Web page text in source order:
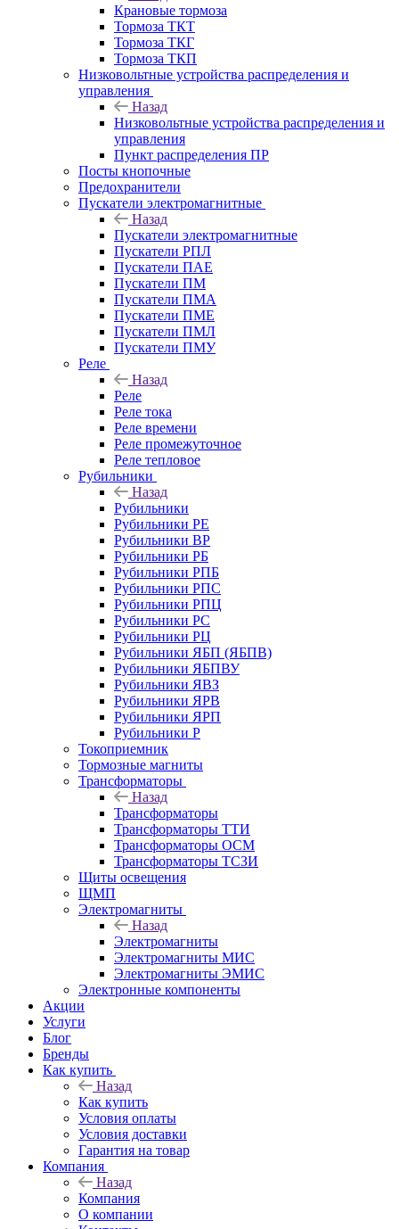
Крановые тормоза
Тормоза ТКТ
Тормоза ТКГ
Тормоза ТКП
Низковольтные устройства распределения и
управления
Назад
Низковольтные устройства распределения и
управления
Пункт распределения ПР
Посты кнопочные
Предохранители
Пускатели электромагнитные
Назад
Пускатели электромагнитные
Пускатели РПЛ
Пускатели ПАЕ
Пускатели ПМ
Пускатели ПМА
Пускатели ПМЕ
Пускатели ПМЛ
Пускатели ПМУ
Реле
Назад
Реле
Реле тока
Реле времени
Реле промежуточное
Реле тепловое
Рубильники
Назад
Рубильники
Рубильники РЕ
Рубильники ВР
Рубильники РБ
Рубильники РПБ
Рубильники РПС
Рубильники РПЦ
Рубильники РС
Рубильники РЦ
Рубильники ЯБП (ЯБПВ)
Рубильники ЯБПВУ
Рубильники ЯВЗ
Рубильники ЯРВ
Рубильники ЯРП
Рубильники Р
Токоприемник
Тормозные магниты
Трансформаторы
Назад
Трансформаторы
Трансформаторы ТТИ
Трансформаторы ОСМ
Трансформаторы ТСЗИ
Щиты освещения
ЩМП
Электромагниты
Назад
Электромагниты
Электромагниты МИС
Электромагниты ЭМИС
Электронные компоненты
Акции
Услуги
Блог
Бренды
Как купить
Назад
Как купить
Условия оплаты
Условия доставки
Гарантия на товар
Компания
Назад
Компания
О компании